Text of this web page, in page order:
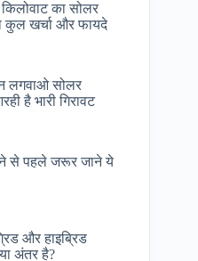
किलोवाट का सोलर
कुल खर्चा और फायदे
लगवाओ सोलर
है भारी गिरावट
से पहले जरूर जाने ये
और हाइब्रिड
अंतर है?